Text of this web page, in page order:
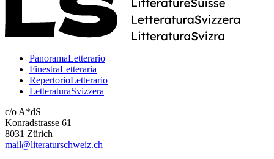
PanoramaLetterario
FinestraLetteraria
RepertorioLetterario
LetteraturaSvizzera
c/o A*dS
Konradstrasse 61
8031 Zürich
mail@literaturschweiz.ch